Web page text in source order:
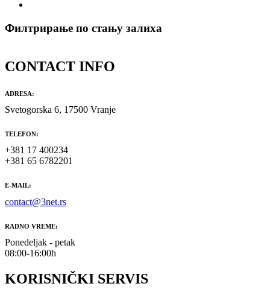
Филтрирање по стању залиха
CONTACT INFO
ADRESA:
Svetogorska 6, 17500 Vranje
TELEFON:
+381 17 400234
+381 65 6782201
E-MAIL:
contact@3net.rs
RADNO VREME:
Ponedeljak - petak
08:00-16:00h
KORISNIČKI SERVIS